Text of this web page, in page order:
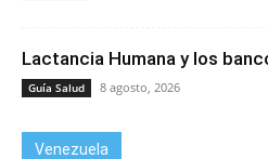
Lactancia Humana y los
Guía Salud 8 agosto, 2026
Venezuela